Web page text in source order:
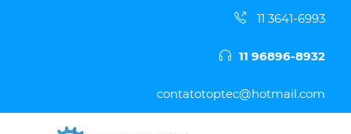
11 3641-6993
11 96896-8932
contatotoptec@hotmail.com